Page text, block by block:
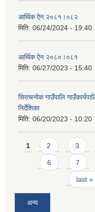
आर्थिक ऐन २०८१।०८२
मिति: 06/24/2024 - 19:40
आर्थिक ऐन २०८०।०८१
मिति: 06/27/2023 - 15:40
सिराचनोक गाउँपालि
निर्देशिका
मिति: 06/20/2023 - 10:20
Pages
1 2 3
6 7
last »
अन्य